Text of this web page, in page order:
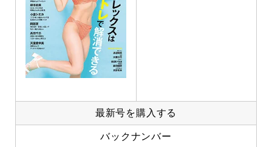
最新号を購入する
バックナンバー